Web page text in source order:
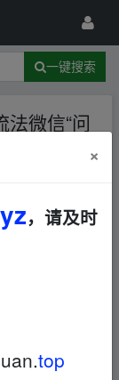
一键搜索
法微信“问
问一问”
】
×
，请及时
top